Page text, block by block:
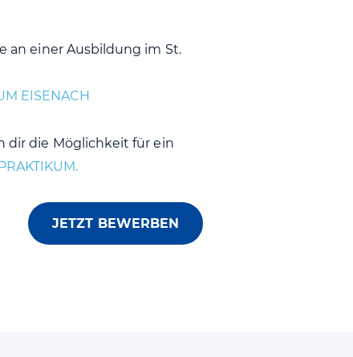
an einer Ausbildung im St.
EISENACH
dir die Möglichkeit für ein
JETZT BEWERBEN